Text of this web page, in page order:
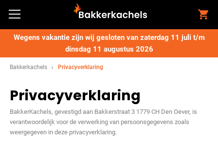
Wegens vakantie zijn wij gesloten van zaterdag 11 juli t/m
dinsdag 11 augustus 2026
Bakkerkachels Privacyverklaring
Privacyverklaring
BakkerKachels, gevestigd aan Bakkerstraat 3 1779 CH Den Oever, is
verantwoordelijk voor de verwerking van persoonsgegevens zoals
weergegeven in deze privacyverklaring.